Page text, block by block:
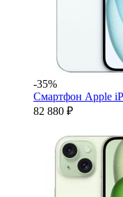
-35%
Смартфон Apple
82 880 ₽